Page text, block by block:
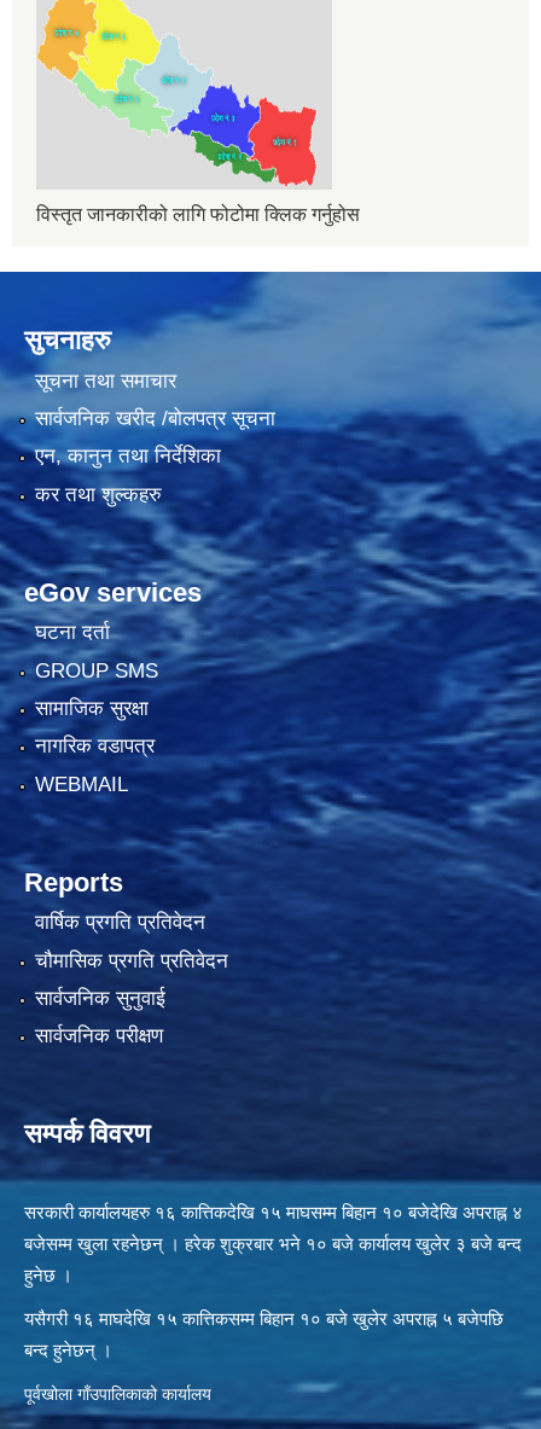
विस्तृत जानकारीको लागि फोटोमा क्लिक गर्नुहोस
सुचनाहरु
सूचना तथा समाचार
सार्वजनिक खरीद /बोलपत्र सूचना
एन, कानुन तथा निर्देशिका
कर तथा शुल्कहरु
eGov services
घटना दर्ता
GROUP SMS
सामाजिक सुरक्षा
नागरिक वडापत्र
WEBMAIL
Reports
वार्षिक प्रगति प्रतिवेदन
चौमासिक प्रगति प्रतिवेदन
सार्वजनिक सुनुवाई
सार्वजनिक परीक्षण
सम्पर्क विवरण
सरकारी कार्यालयहरु १६ कात्तिकदेखि १५ माघसम्म बिहान १० बजेदेखि अपराह्न ४
बजेसम्म खुला रहनेछन् । हरेक शुक्रबार भने १० बजे कार्यालय खुलेर ३ बजे बन्द
हुनेछ ।
यसैगरी १६ माघदेखि १५ कात्तिकसम्म बिहान १० बजे खुलेर अपराह्न ५ बजेपछि
बन्द हुनेछन् ।
पूर्वखोला गाँउपालिकाको कार्यालय